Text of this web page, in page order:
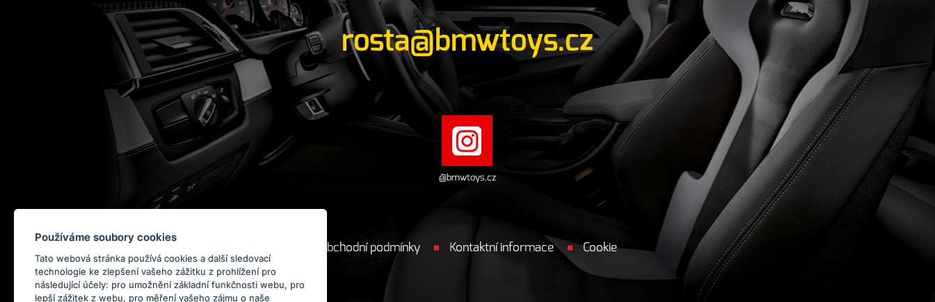
Používáme soubory cookies
Tato webová stránka používá cookies a další sledovací
technologie ke zlepšení vašeho zážitku z prohlížení pro
následující účely: pro umožnění základní funkčnosti webu, pro
lepší zážitek z webu, pro měření vašeho zájmu o naše
rosta@bmwtoys.cz
@bmwtoys.cz
Obchodní podmínky Kontaktní informace Cookie